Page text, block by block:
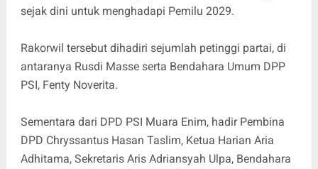
sejak dini untuk menghadapi Pemilu 2029.
Rakorwil tersebut dihadiri sejumlah petinggi partai, di
antaranya Rusdi Masse serta Bendahara Umum DPP
PSI, Fenty Noverita.
Sementara dari DPD PSI Muara Enim, hadir Pembina
DPD Chryssantus Hasan Taslim, Ketua Harian Aria
Adhitama, Sekretaris Aris Adriansyah Ulpa, Bendahara